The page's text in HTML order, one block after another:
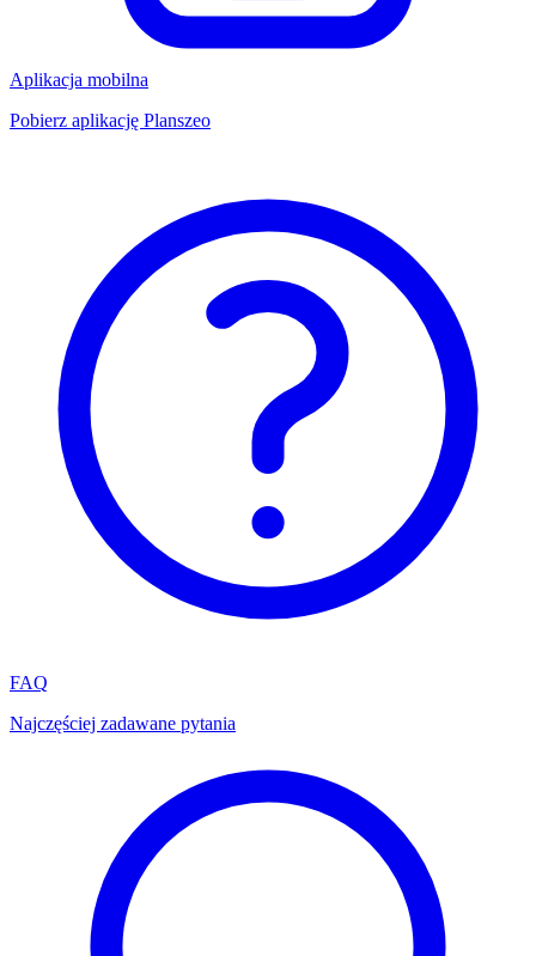
Aplikacja mobilna
Pobierz aplikację Planszeo
FAQ
Najczęściej zadawane pytania